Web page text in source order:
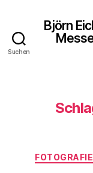
Suchen
Björn
FOTOGRAFIE